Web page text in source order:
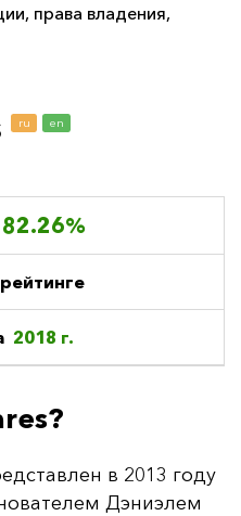
, права владения,
ru en
82.26%
2018 г.
в 2013 го­ду
Дэ­ни­элем